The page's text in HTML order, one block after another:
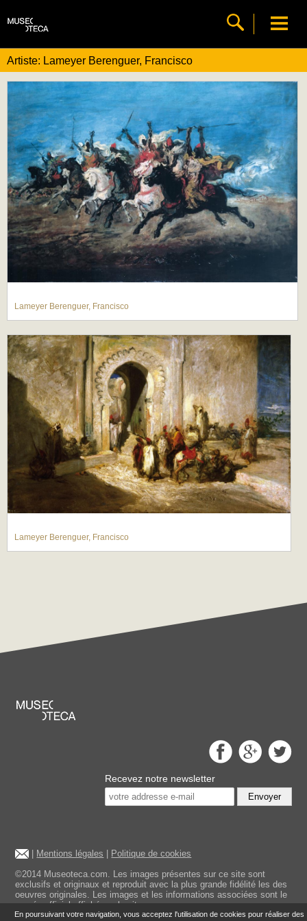
En poursuivant votre navigation, vous acceptez l'utilisation de cookies pour réaliser des
Artiste: Lameyer Berenguer, Francisco
Lameyer Berenguer, Francisco
Lameyer Berenguer, Francisco
Recevez notre newsletter
Envoyer
Mentions légales
Politique de cookies
©2014 Museoteca.com. Les images présentes sur ce site sont
exclusifs et originaux et reproduit avec la plus grande fidélité les des
oeuvres originales. Les images et les informations associées sont le
musée officiel affiché sur le site.